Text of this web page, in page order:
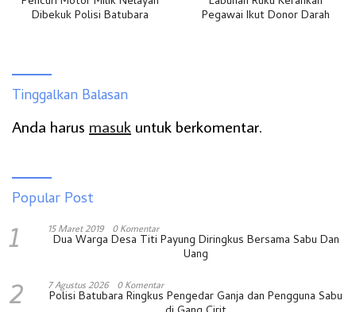
Dibekuk Polisi Batubara Pegawai Ikut Donor Darah
Tinggalkan Balasan
Anda harus masuk untuk berkomentar.
Popular Post
1 15 Maret 2019 0 Komentar
Dua Warga Desa Titi Payung Diringkus Bersama Sabu Dan
Uang
2 7 Agustus 2026 0 Komentar
Polisi Batubara Ringkus Pengedar Ganja dan Pengguna Sabu